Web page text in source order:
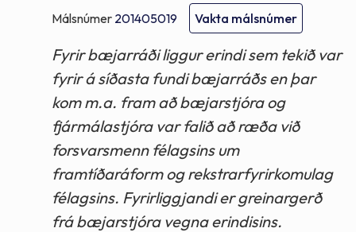
Málsnúmer 201405019 Vakta málsnúmer
Fyrir bæjarráði liggur erindi sem tekið var
fyrir á síðasta fundi bæjarráðs en þar
kom m.a. fram að bæjarstjóra og
fjármálastjóra var falið að ræða við
forsvarsmenn félagsins um
framtíðaráform og rekstrarfyrirkomulag
félagsins. Fyrirliggjandi er greinargerð
frá bæjarstjóra vegna erindisins.